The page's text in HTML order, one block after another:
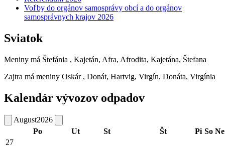
Voľby do orgánov samosprávy obcí a do orgánov
samosprávnych krajov 2026
Sviatok
Meniny má Štefánia , Kajetán, Afra, Afrodita, Kajetána, Štefana
Zajtra má meniny Oskár , Donát, Hartvig, Virgín, Donáta, Virgínia
Kalendár vývozov odpadov
August2026
Po
Ut St Št Pi So Ne
27